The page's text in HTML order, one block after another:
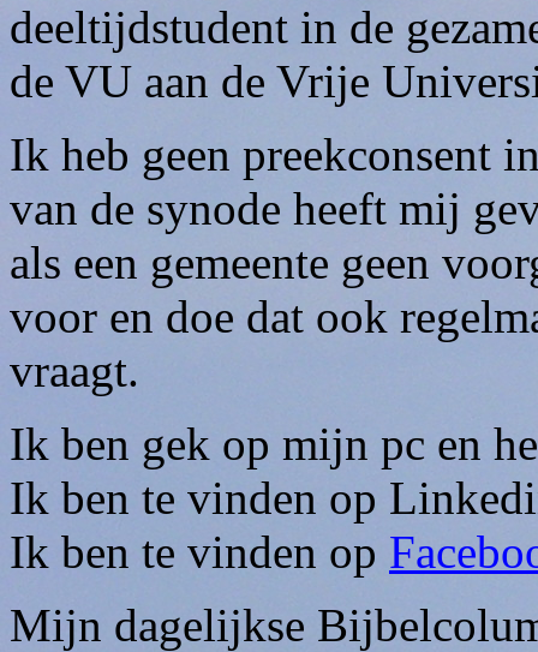
deeltijdstudent in de
de VU aan de Vrije
Ik heb geen preekconsent
van de synode heeft mij
als een gemeente geen
voor en doe dat ook
vraagt.
Ik ben gek op mijn pc en
Ik ben te vinden op
Ik ben te vinden op
Mijn dagelijkse